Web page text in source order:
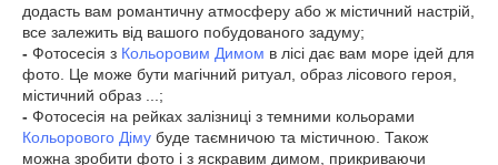
додасть вам романтичну атмосферу або ж містичний настрій,
все залежить від вашого побудованого задуму;
- Фотосесія з Кольоровим Димом в лісі дає вам море ідей для
фото. Це може бути магічний ритуал, образ лісового героя,
містичний образ ...;
- Фотосесія на рейках залізниці з темними кольорами
Кольорового Діму буде таємничою та містичною. Також
можна зробити фото і з яскравим димом, прикриваючи